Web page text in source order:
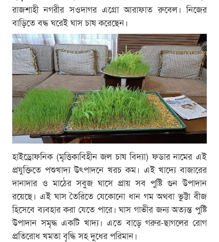
রাজশাহী নগরীর সওদাগর এগ্রো আরাফাত রুবেল। নিজের
বাড়িতে বদ্ধ ঘরেই ঘাস চাষ করেছেন।
হাইড্রোফনিক (মৃত্তিকাবিহীন জল চাষ বিদ্যা) ফডার নামের এই
প্রযুক্তিতে পশুখাদ্য উৎপাদনে খরচ কম। এই খাদ্যে বাজারের
দানাদার ও মাঠের সবুজ ঘাসে প্রায় সব পুষ্টি গুন উপাদান
রয়েছে। এই ঘাস তৈরিতে যেকোনো ধান গম অথবা ভুট্টা বীজ
হিসেবে ব্যবহার করা যেতে পারে। ঘাস গাভীর জন্য অত্যন্ত পুষ্টি
উপাদান সমৃদ্ধ একটি খাদ্য। এতে বাড়ে গরুর-ছাগলের রোগ
প্রতিরোধ খমতা বৃদ্ধি সহ দুধের পরিমান।